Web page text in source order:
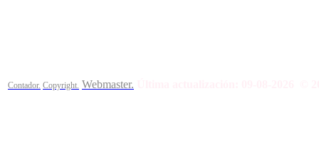
Contador. Copyright. Webmaster.